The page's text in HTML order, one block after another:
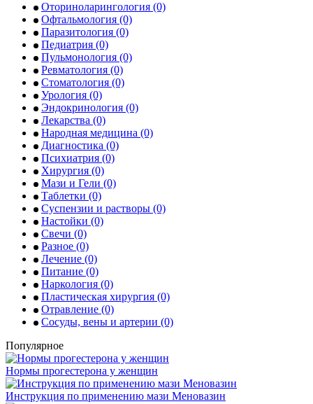
Оториноларингология (0)
Офтальмология (0)
Паразитология (0)
Педиатрия (0)
Пульмонология (0)
Ревматология (0)
Стоматология (0)
Урология (0)
Эндокринология (0)
Лекарства (0)
Народная медицина (0)
Диагностика (0)
Психиатрия (0)
Хирургия (0)
Мази и Гели (0)
Таблетки (0)
Суспензии и растворы (0)
Настойки (0)
Свечи (0)
Разное (0)
Лечение (0)
Питание (0)
Наркология (0)
Пластическая хирургия (0)
Отравление (0)
Сосуды, вены и артерии (0)
Популярное
Нормы прогестерона у женщин
Инструкция по применению мази Меновазин